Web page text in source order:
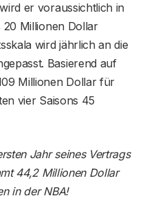
er voraussichtlich in
20 Millionen Dollar
wird jährlich an die
Basierend auf
Millionen Dollar für
vier Saisons 45
Jahr seines Vertrags
44,2 Millionen Dollar
in der NBA!